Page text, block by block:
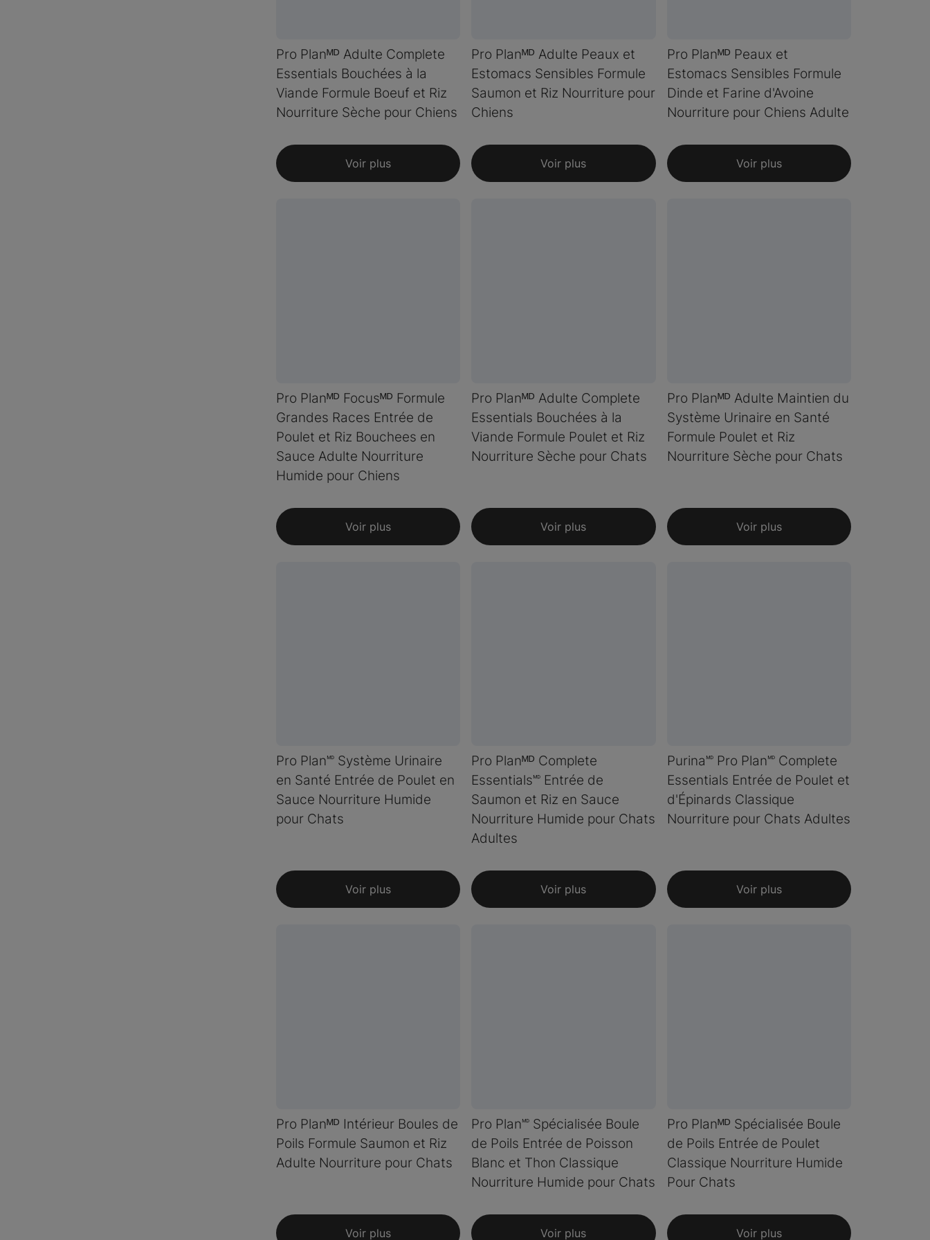
Pro Planᴹᴰ Adulte Complete
Essentials Bouchées à la
Viande Formule Boeuf et Riz
Nourriture Sèche pour Chiens
Voir plus
Pro Planᴹᴰ Adulte Peaux et
Estomacs Sensibles Formule
Saumon et Riz Nourriture pour
Chiens
Voir plus
Pro Planᴹᴰ Peaux et
Estomacs Sensibles Formule
Dinde et Farine d'Avoine
Nourriture pour Chiens Adulte
Voir plus
Pro Planᴹᴰ Focusᴹᴰ Formule
Grandes Races Entrée de
Poulet et Riz Bouchees en
Sauce Adulte Nourriture
Humide pour Chiens
Voir plus
Pro Planᴹᴰ Adulte Complete
Essentials Bouchées à la
Viande Formule Poulet et Riz
Nourriture Sèche pour Chats
Voir plus
Pro Planᴹᴰ Adulte Maintien du
Système Urinaire en Santé
Formule Poulet et Riz
Nourriture Sèche pour Chats
Voir plus
Pro Plan🅫 Système Urinaire
en Santé Entrée de Poulet en
Sauce Nourriture Humide
pour Chats
Voir plus
Pro Planᴹᴰ Complete
Essentials🅫 Entrée de
Saumon et Riz en Sauce
Nourriture Humide pour Chats
Adultes
Voir plus
Purina🅫 Pro Plan🅫 Complete
Essentials Entrée de Poulet et
d'Épinards Classique
Nourriture pour Chats Adultes
Voir plus
Pro Planᴹᴰ Intérieur Boules de
Poils Formule Saumon et Riz
Adulte Nourriture pour Chats
Voir plus
Pro Plan🅫 Spécialisée Boule
de Poils Entrée de Poisson
Blanc et Thon Classique
Nourriture Humide pour Chats
Voir plus
Pro Planᴹᴰ Spécialisée Boule
de Poils Entrée de Poulet
Classique Nourriture Humide
Pour Chats
Voir plus